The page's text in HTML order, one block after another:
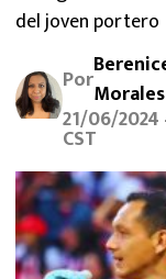
SELECCIÓN
FUTBOL
MEXICANOS EN EL
FUTBOL ESTUFA
FÓRMULA 1
del joven portero
PorMorales
21/06/2024
CST